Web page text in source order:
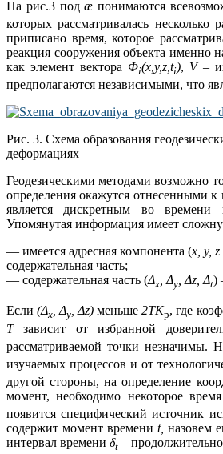
На рис.3 подæпонимаются
которых рассматривалась
приписано время, которое
реакция сооружения объекта именно
как элемент вектора Фi(x, y,z, ti), V–
предполагаются независимыми, что
Рис. 3. Схема образования
деформациях
Геодезическими методами возможно
определения окажутся отнесенными
является дискретным во времени
Упомянутая информация имеет
— имеется адресная компонента (х, у, z
содержательная часть;
— содержательная часть (Δх , Δу , Δz , Δt)
Если(Δх, Δу, Δz) меньше2ТКp, где
Тзависит от избранной
рассматриваемой точки незначимы.
изучаемых процессов и от
другой стороны, на определение
момент, необходимо некоторое время
появится специфический источник
содержит момент времени t, назовем
интервал времени δt –